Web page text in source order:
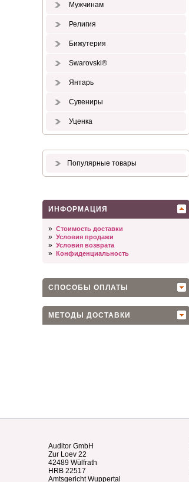
Мужчинам
Религия
Бижутерия
Swarovski®
Янтарь
Сувениры
Уценка
Популярные товары
ИНФОРМАЦИЯ
» Стоимость доставки
» Условия продажи
» Условия возврата
» Конфиденциальность
СПОСОБЫ ОПЛАТЫ
МЕТОДЫ ДОСТАВКИ
Auditor GmbH
Zur Loev 22
42489 Wülfrath
HRB 22517
Amtsgericht Wuppertal